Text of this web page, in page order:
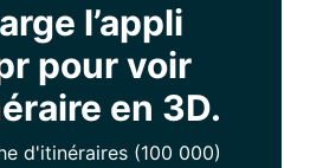
l’appli
pour voir
en 3D.
d'itinéraires (100 000)